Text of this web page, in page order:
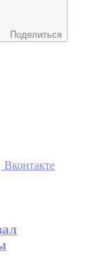
Поделиться
Вконтакте